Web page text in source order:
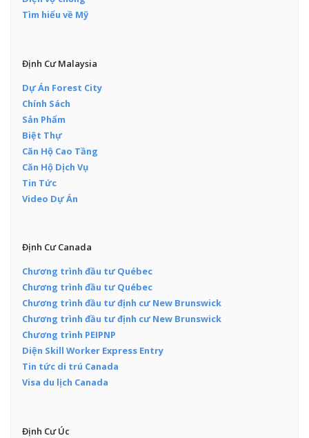
Tìm hiểu về Mỹ
Định Cư Malaysia
Dự Án Forest City
Chính Sách
Sản Phẩm
Biệt Thự
Căn Hộ Cao Tầng
Căn Hộ Dịch Vụ
Tin Tức
Video Dự Án
Định Cư Canada
Chương trình đầu tư Québec
Chương trình đầu tư Québec
Chương trình đầu tư định cư New Brunswick
Chương trình đầu tư định cư New Brunswick
Chương trình PEIPNP
Diện Skill Worker Express Entry
Tin tức di trú Canada
Visa du lịch Canada
Định Cư Úc